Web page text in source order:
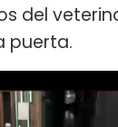
del
puerta.